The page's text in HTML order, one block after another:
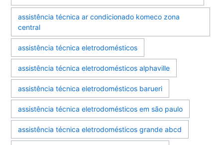
assistência técnica ar condicionado komeco zona
central
assistência técnica eletrodomésticos
assistência técnica eletrodomésticos alphaville
assistência técnica eletrodomésticos barueri
assistência técnica eletrodomésticos em são paulo
assistência técnica eletrodomésticos grande abcd